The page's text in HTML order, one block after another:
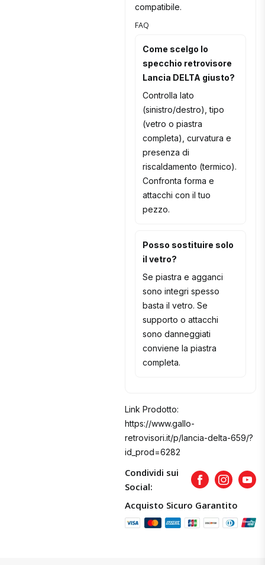
compatibile.
FAQ
Come scelgo lo
specchio retrovisore
Lancia DELTA giusto?
Controlla lato
(sinistro/destro), tipo
(vetro o piastra
completa), curvatura e
presenza di
riscaldamento (termico).
Confronta forma e
attacchi con il tuo
pezzo.
Posso sostituire solo
il vetro?
Se piastra e agganci
sono integri spesso
basta il vetro. Se
supporto o attacchi
sono danneggiati
conviene la piastra
completa.
Link Prodotto:
https://www.gallo-
retrovisori.it/p/lancia-delta-659/?
id_prod=6282
Condividi sui
Social:
FacebookInstagram
Acquisto Sicuro Garantito